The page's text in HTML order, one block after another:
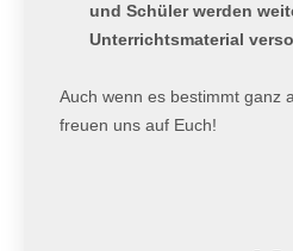
und Schüler werden
Unterrichtsmaterial
Auch wenn es bestimmt ganz
freuen uns auf Euch!